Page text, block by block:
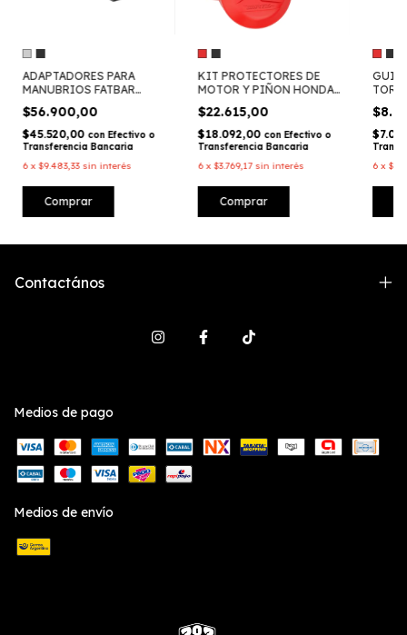
ADAPTADORES PARA
MANUBRIOS FATBAR
(28,6MM) - WIRTZ
$56.900,00
$45.520,00 con Efectivo o
Transferencia Bancaria
6 x$9.483,33 sin interés
Comprar
KIT PROTECTORES DE
MOTOR Y PIÑON HONDA
TORNADO- WIRTZ
$22.615,00
$18.092,00 con Efectivo o
Transferencia Bancaria
6 x$3.769,17 sin interés
Comprar
GUIA
6 x
Contactános
Medios de pago
Medios de envío